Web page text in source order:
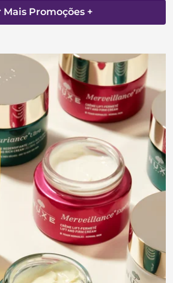
Mais Promoções +